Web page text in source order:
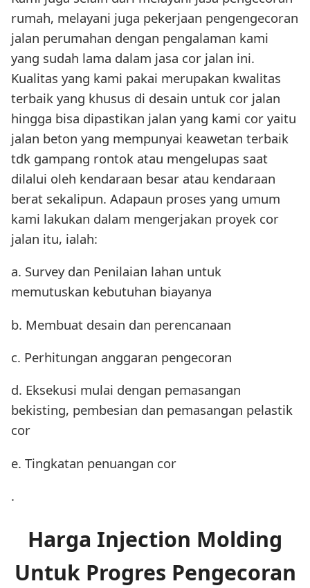
rumah, melayani juga pekerjaan pengengecoran
jalan perumahan dengan pengalaman kami
yang sudah lama dalam jasa cor jalan ini.
Kualitas yang kami pakai merupakan kwalitas
terbaik yang khusus di desain untuk cor jalan
hingga bisa dipastikan jalan yang kami cor yaitu
jalan beton yang mempunyai keawetan terbaik
tdk gampang rontok atau mengelupas saat
dilalui oleh kendaraan besar atau kendaraan
berat sekalipun. Adapaun proses yang umum
kami lakukan dalam mengerjakan proyek cor
jalan itu, ialah:
a. Survey dan Penilaian lahan untuk
memutuskan kebutuhan biayanya
b. Membuat desain dan perencanaan
c. Perhitungan anggaran pengecoran
d. Eksekusi mulai dengan pemasangan
bekisting, pembesian dan pemasangan pelastik
cor
e. Tingkatan penuangan cor
.
Harga Injection Molding
Untuk Progres Pengecoran